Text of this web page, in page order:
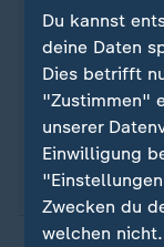
Channel
morgens zum
Feierabend -
direkt auf Ihr
ganz einfach
sportstudio-
Du kannst
deine Daten
Dies betrifft
"Zustimmen"
unserer
Einwilligung
Zwecken du
welchen